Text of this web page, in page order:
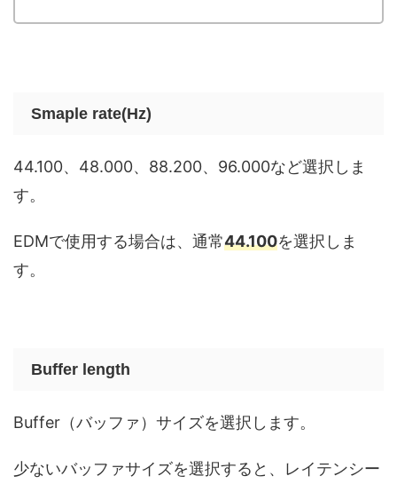
Smaple rate(Hz)
44.100、48.000、88.200、96.000など選択しま
す。
EDMで使用する場合は、通常44.100を選択しま
す。
Buffer length
Buffer（バッファ）サイズを選択します。
少ないバッファサイズを選択すると、レイテンシー